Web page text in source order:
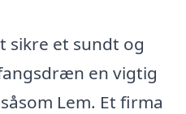
sikre et sundt og
en vigtig
Lem. Et firma